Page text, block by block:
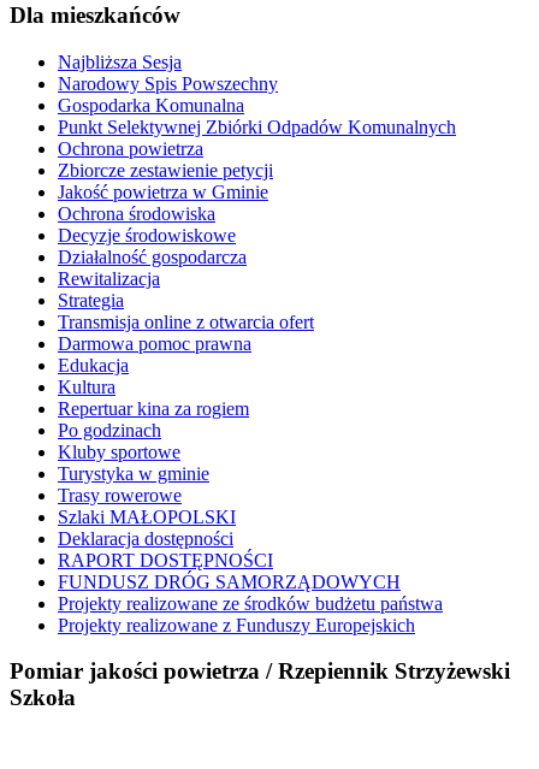
Dla mieszkańców
Najbliższa Sesja
Narodowy Spis Powszechny
Gospodarka Komunalna
Punkt Selektywnej Zbiórki Odpadów Komunalnych
Ochrona powietrza
Zbiorcze zestawienie petycji
Jakość powietrza w Gminie
Ochrona środowiska
Decyzje środowiskowe
Działalność gospodarcza
Rewitalizacja
Strategia
Transmisja online z otwarcia ofert
Darmowa pomoc prawna
Edukacja
Kultura
Repertuar kina za rogiem
Po godzinach
Kluby sportowe
Turystyka w gminie
Trasy rowerowe
Szlaki MAŁOPOLSKI
Deklaracja dostępności
RAPORT DOSTĘPNOŚCI
FUNDUSZ DRÓG SAMORZĄDOWYCH
Projekty realizowane ze środków budżetu państwa
Projekty realizowane z Funduszy Europejskich
Pomiar jakości powietrza / Rzepiennik Strzyżewski
Szkoła